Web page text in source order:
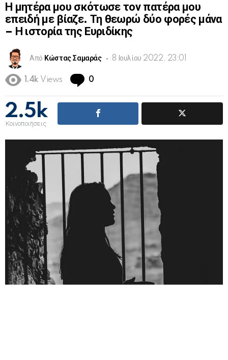
Η μητέρα μου σκότωσε τον πατέρα μου
επειδή με βίαζε. Τη θεωρώ δύο φορές μάνα
– Η ιστορία της Ευριδίκης
Από Κώστας Σαμαράς 8 Ιουλίου 2022, 23:01
1.4k Views 0
2.5k
Κοινοποιήσεις